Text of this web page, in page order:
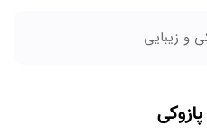
و زیبایی